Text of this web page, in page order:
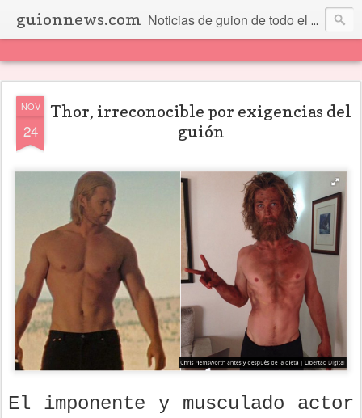
guionnews.com Noticias de guion de todo el mundo... Y más.
NOV
24
Thor, irreconocible por exigencias del
guión
El imponente y musculado actor